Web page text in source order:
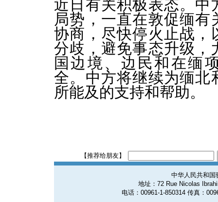
近日有关积极表态。中
局势，一直在敦促缅有
协商，尽快停火止战，
分歧，避免事态升级，
国边境、边民和在缅
全。中方将继续为缅北
所能及的支持和帮助。
【推荐给朋友】
中华人民共和国
地址：72 Rue Nicolas
电话：00961-1-850314 传真：